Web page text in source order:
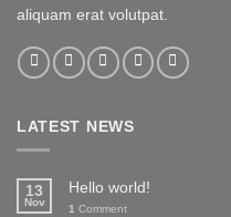
aliquam erat volutpat.
LATEST NEWS
13
Nov
Hello world!
1 Comment